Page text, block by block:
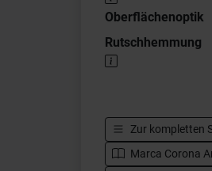
Oberflächenoptik
Rutschhemmung
Zur kompletten
Marca Corona